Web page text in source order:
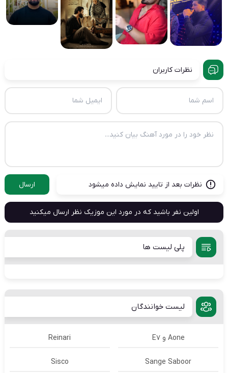
نظرات کاربران
نظرات بعد از تایید نمایش داده میشود ارسال
اولین نفر باشید که در مورد این موزیک نظر ارسال میکنید
پلی لیست ها
لیست خوانندگان
Aone و E7 Reinari
Sange Saboor
Sisco